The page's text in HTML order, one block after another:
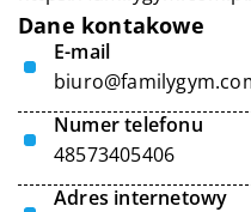
Dane kontakowe
E-mail
Numer telefonu
48573405406
Adres internetowy